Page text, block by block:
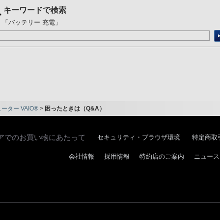
キーワードで検索
「バッテリー 充電」
ター VAIO® > 困ったときは（Q&A）
でのお買い物にあたって セキュリティ・ブラウザ環境 特定商取
会社情報 採用情報 特約店のご案内 ニュー